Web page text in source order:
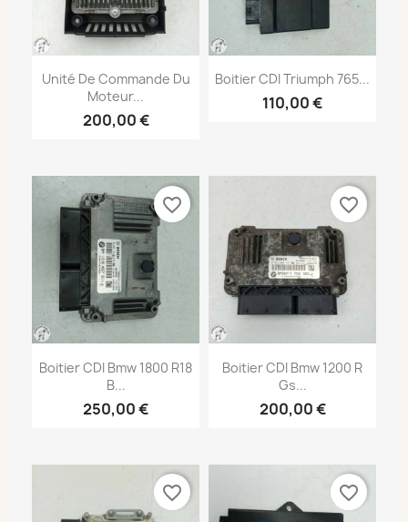
Unité De Commande Du
Moteur...
200,00 €
Boitier CDI Triumph 765...
110,00 €
Boitier CDI Bmw 1800 R18
B...
250,00 €
favorite_border
Boitier CDI Bmw 1200 R
Gs...
200,00 €
favorite_border
favorite_border favorite_border